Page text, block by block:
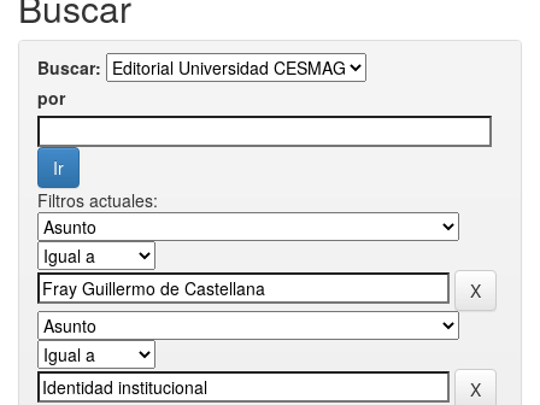
Buscar:
por
Filtros actuales: